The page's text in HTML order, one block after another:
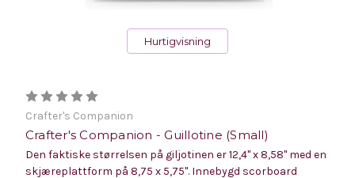
Hurtigvisning
Crafter's Companion
Crafter's Companion - Guillotine (Small)
Den faktiske størrelsen på giljotinen er 12,4" x 8,58" med en
skjæreplattform på 8,75 x 5,75". Innebygd scorboard